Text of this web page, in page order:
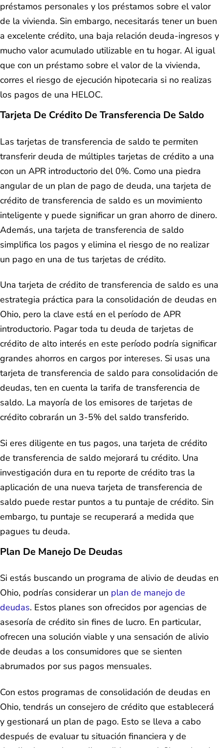
préstamos personales y los préstamos sobre el valor
de la vivienda. Sin embargo, necesitarás tener un buen
a excelente crédito, una baja relación deuda-ingresos y
mucho valor acumulado utilizable en tu hogar. Al igual
que con un préstamo sobre el valor de la vivienda,
corres el riesgo de ejecución hipotecaria si no realizas
los pagos de una HELOC.
Tarjeta De Crédito De Transferencia De Saldo
Las tarjetas de transferencia de saldo te permiten
transferir deuda de múltiples tarjetas de crédito a una
con un APR introductorio del 0%. Como una piedra
angular de un plan de pago de deuda, una tarjeta de
crédito de transferencia de saldo es un movimiento
inteligente y puede significar un gran ahorro de dinero.
Además, una tarjeta de transferencia de saldo
simplifica los pagos y elimina el riesgo de no realizar
un pago en una de tus tarjetas de crédito.
Una tarjeta de crédito de transferencia de saldo es una
estrategia práctica para la consolidación de deudas en
Ohio, pero la clave está en el período de APR
introductorio. Pagar toda tu deuda de tarjetas de
crédito de alto interés en este período podría significar
grandes ahorros en cargos por intereses. Si usas una
tarjeta de transferencia de saldo para consolidación de
deudas, ten en cuenta la tarifa de transferencia de
saldo. La mayoría de los emisores de tarjetas de
crédito cobrarán un 3-5% del saldo transferido.
Si eres diligente en tus pagos, una tarjeta de crédito
de transferencia de saldo mejorará tu crédito. Una
investigación dura en tu reporte de crédito tras la
aplicación de una nueva tarjeta de transferencia de
saldo puede restar puntos a tu puntaje de crédito. Sin
embargo, tu puntaje se recuperará a medida que
pagues tu deuda.
Plan De Manejo De Deudas
Si estás buscando un programa de alivio de deudas en
Ohio, podrías considerar un plan de manejo de
deudas. Estos planes son ofrecidos por agencias de
asesoría de crédito sin fines de lucro. En particular,
ofrecen una solución viable y una sensación de alivio
de deudas a los consumidores que se sienten
abrumados por sus pagos mensuales.
Con estos programas de consolidación de deudas en
Ohio, tendrás un consejero de crédito que establecerá
y gestionará un plan de pago. Esto se lleva a cabo
después de evaluar tu situación financiera y de